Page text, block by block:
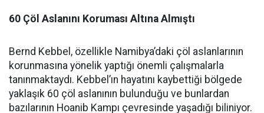
60 Çöl Aslanını Koruması Altına Almıştı
Bernd Kebbel, özellikle Namibya’daki çöl aslanlarının
korunmasına yönelik yaptığı önemli çalışmalarla
tanınmaktaydı. Kebbel’ın hayatını kaybettiği bölgede
yaklaşık 60 çöl aslanının bulunduğu ve bunlardan
bazılarının Hoanib Kampı çevresinde yaşadığı biliniyor.